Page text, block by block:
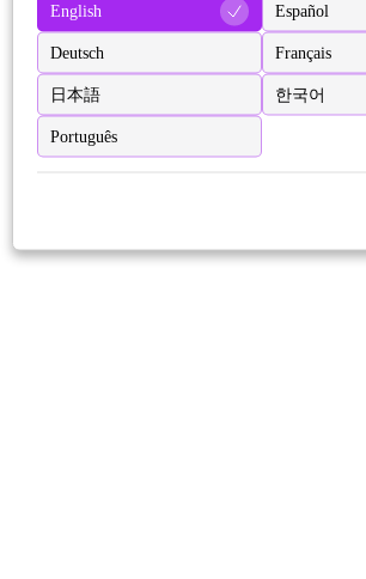
English Español
Deutsch Français
日本語 한국어
Português